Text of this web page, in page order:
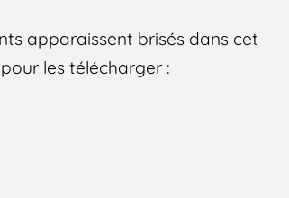
apparaissent brisés dans cet
les télécharger :